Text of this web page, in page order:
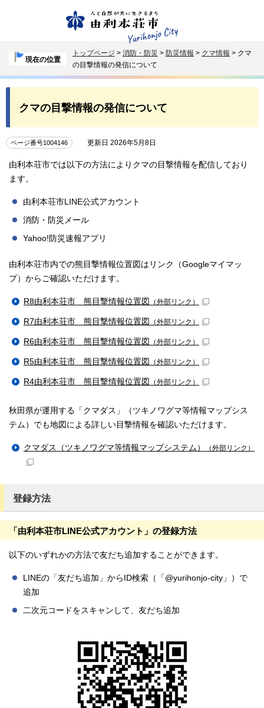
現在の位置
トップページ > 消防・防災 > 防災情報 > クマ情報 > クマ
の目撃情報の発信について
クマの目撃情報の発信について
ページ番号1004146 更新日 2026年5月8日
由利本荘市では以下の方法によりクマの目撃情報を配信しており
ます。
由利本荘市LINE公式アカウント
消防・防災メール
Yahoo!防災速報アプリ
由利本荘市内での熊目撃情報位置図はリンク（Googleマイマッ
プ）からご確認いただけます。
R8由利本荘市 熊目撃情報位置図 （外部リンク）
R7由利本荘市 熊目撃情報位置図 （外部リンク）
R6由利本荘市 熊目撃情報位置図 （外部リンク）
R5由利本荘市 熊目撃情報位置図 （外部リンク）
R4由利本荘市 熊目撃情報位置図 （外部リンク）
秋田県が運用する「クマダス」（ツキノワグマ等情報マップシス
テム）でも地図による詳しい目撃情報を確認いただけます。
クマダス（ツキノワグマ等情報マップシステム） （外部リンク）
登録方法
「由利本荘市LINE公式アカウント」の登録方法
以下のいずれかの方法で友だち追加することができます。
LINEの「友だち追加」からID検索（「@yurihonjo-city」）で
追加
二次元コードをスキャンして、友だち追加